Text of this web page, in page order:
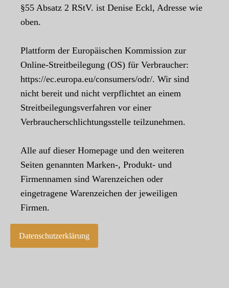
§55 Absatz 2 RStV. ist Denise Eckl, Adresse wie
oben.
Plattform der Europäischen Kommission zur
Online-Streitbeilegung (OS) für Verbraucher:
https://ec.europa.eu/consumers/odr/. Wir sind
nicht bereit und nicht verpflichtet an einem
Streitbeilegungsverfahren vor einer
Verbraucherschlichtungsstelle teilzunehmen.
Alle auf dieser Homepage und den weiteren
Seiten genannten Marken-, Produkt- und
Firmennamen sind Warenzeichen oder
eingetragene Warenzeichen der jeweiligen
Firmen.
Datenschutzerklärung